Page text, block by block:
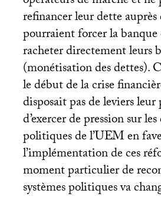
refinancer leur dette
pourraient forcer la banque
racheter directement leurs
(monétisation des dettes).
le début de la crise
disposait pas de leviers
d’exercer de pression sur
politiques de l’UEMen
l’implémentation de ces
moment particulier de
systèmes politiques va